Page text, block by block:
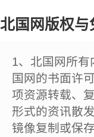
北国网版权与
1、北国网所
国网的书面许
项资源转载、
形式的资讯散
镜像复制或保